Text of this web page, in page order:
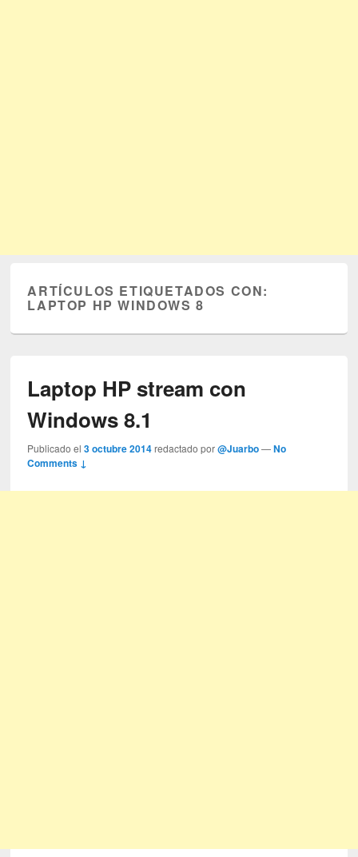
ARTÍCULOS ETIQUETADOS CON:
LAPTOP HP WINDOWS 8
Laptop HP stream con
Windows 8.1
Publicado el3 octubre 2014 redactado por@Juarbo —No
Comments ↓